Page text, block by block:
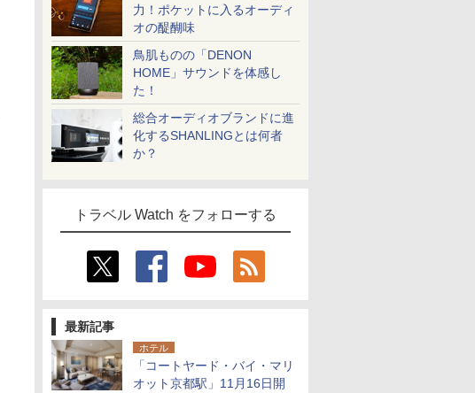
力！ポケットに入るオーディ
オの醍醐味
鳥肌ものの「DENON
HOME」サウンドを体感し
た！
総合オーディオブランドに進
化するSHANLINGとは何者
か？
トラベル Watch をフォローする
最新記事
ホテル
「コートヤード・バイ・マリ
オット京都駅」11月16日開